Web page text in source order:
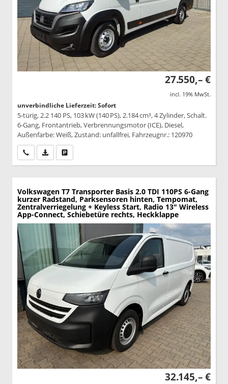
27.550,– €
incl. 19% MwSt.
unverbindliche Lieferzeit: Sofort
5-türig, 2.2 140 PS, 103 kW (140 PS), 2.184 cm³, 4 Zylinder, Schalt.
6-Gang, Frontantrieb, Verbrennungsmotor (ICE), Diesel,
Außenfarbe: Weiß, Zustand: unfallfrei, Fahrzeugnr.: 120970
Wir rufen Sie anPDF-Datei, Fahrzeugexposé drucken
Volkswagen T7 Transporter Basis 2.0 TDI 110PS 6-Gang
kurzer Radstand, Parksensoren hinten, Tempomat,
Zentralverriegelung + Keyless Start, Radio 13" Wireless
App-Connect, Schiebetüre rechts, Heckklappe
32.145,– €